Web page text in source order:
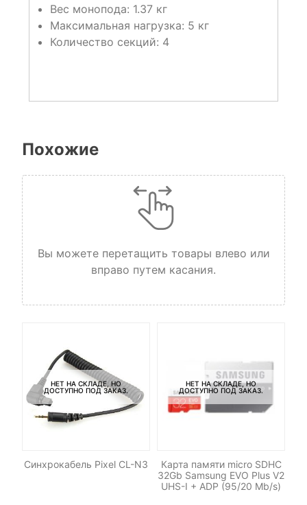
Вес монопода: 1.37 кг
Максимальная нагрузка: 5 кг
Количество секций: 4
Похожие
Вы можете перетащить товары влево или
вправо путем касания.
НЕТ НА СКЛАДЕ, НО
ДОСТУПНО ПОД ЗАКАЗ.
Синхрокабель Pixel CL-N3
НЕТ НА СКЛАДЕ, НО
ДОСТУПНО ПОД ЗАКАЗ.
Карта памяти micro SDHC
32Gb Samsung EVO Plus V2
UHS-I + ADP (95/20 Mb/s)